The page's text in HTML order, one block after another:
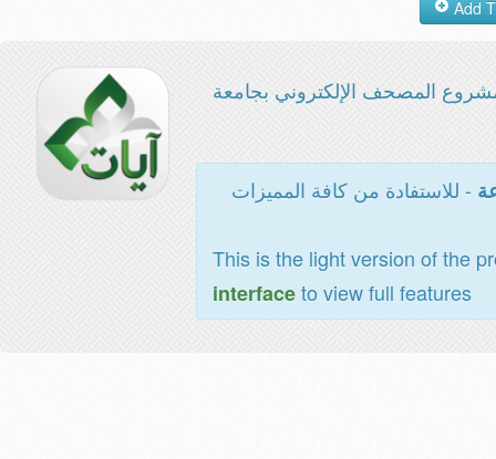
المصحف الإلكتروني بجامعة
- للاستفادة من كافة المميزات
This is the light version of the
interfaceto view full features